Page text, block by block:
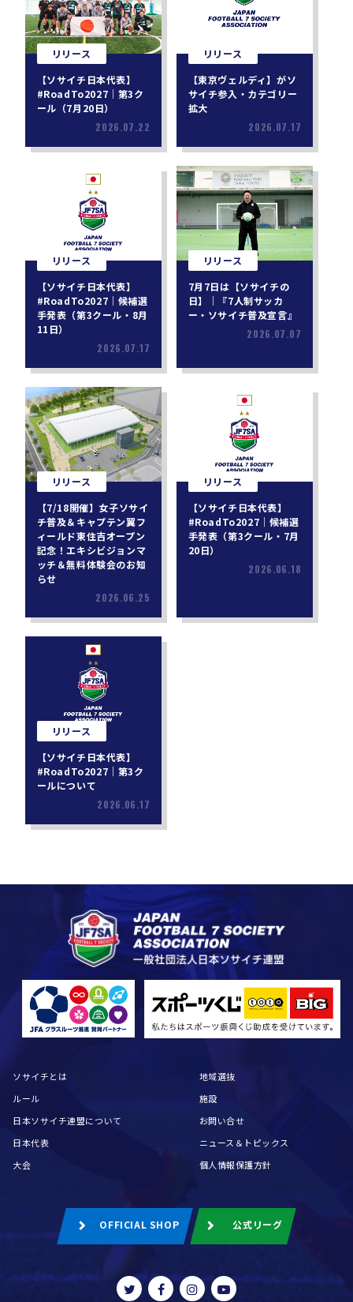
リリース
【ソサイチ日本代表】
#RoadTo2027｜第3ク
ール（7月20日）
2026.07.22
リリース
【東京ヴェルディ】がソ
サイチ参入・カテゴリー
拡大
2026.07.17
リリース
【ソサイチ日本代表】
#RoadTo2027｜候補選
手発表（第3クール・8月
11日）
2026.07.17
リリース
7月7日は【ソサイチの
日】｜『7人制サッカ
ー・ソサイチ普及宣言』
2026.07.07
リリース
【7/18開催】女子ソサイ
チ普及＆キャプテン翼フ
ィールド東住吉オープン
記念！エキシビジョンマ
ッチ＆無料体験会のお知
らせ
2026.06.25
リリース
【ソサイチ日本代表】
#RoadTo2027｜候補選
手発表（第3クール・7月
20日）
2026.06.18
リリース
【ソサイチ日本代表】
#RoadTo2027｜第3ク
ールについて
2026.06.17
ソサイチとは
ルール
日本ソサイチ連盟について
日本代表
大会
地域選抜
施設
お問い合せ
ニュース＆トピックス
個人情報保護方針
OFFICIAL SHOP 公式リーグ